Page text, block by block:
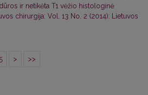
ir netikėta T1 vėžio histologinė
chirurgija: Vol. 13 No. 2 (2014): Lietuvos
> >>